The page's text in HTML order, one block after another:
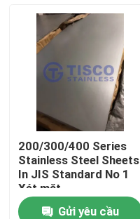
Trang chủ
Các sản phẩm
Video
Về chúng tôi
200/300/400 Series
Stainless Steel Sheets
In JIS Standard No 1
Xét mặt
Gửi yêu cầu